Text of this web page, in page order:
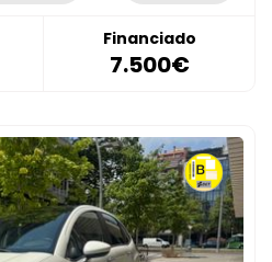
Financiado
7.500€